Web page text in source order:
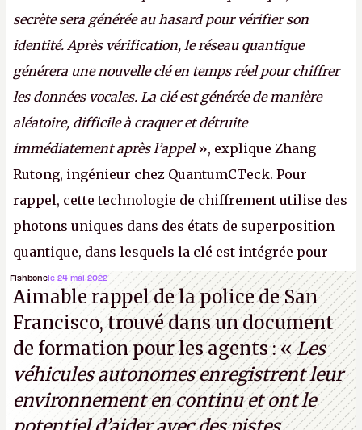
secrète sera générée au hasard pour vérifier son
identité. Après vérification, le réseau quantique
générera une nouvelle clé en temps réel pour chiffrer
les données vocales. La clé est générée de manière
aléatoire, difficile à craquer et détruite
immédiatement après l’appel», explique Zhang
Rutong, ingénieur chez QuantumCTeck. Pour
rappel, cette technologie de chiffrement utilise des
photons uniques dans des états de superposition
quantique, dans lesquels la clé est intégrée pour
garantir une sécurité inconditionnelle entre des
parties distantes. Vous ne comprenez rien ? C’est
normal, ça fait toujours ça avec le quantique.
(Crédit photo : China Telecom)
Fishbonele 24 mai 2022
Aimable rappel de la police de San
Francisco, trouvé dans un document
de formation pour les agents : «Les
véhicules autonomes enregistrent leur
environnement en continu et ont le